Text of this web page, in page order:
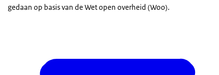
gedaan op basis van de Wet open overheid (Woo).